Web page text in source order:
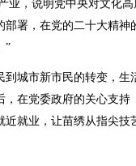
业，说明党中央对文化高
部署，在党的二十大精神
”
城市新市民的转变，生
，在党委政府的关心支持
近就业，让苗绣从指尖技